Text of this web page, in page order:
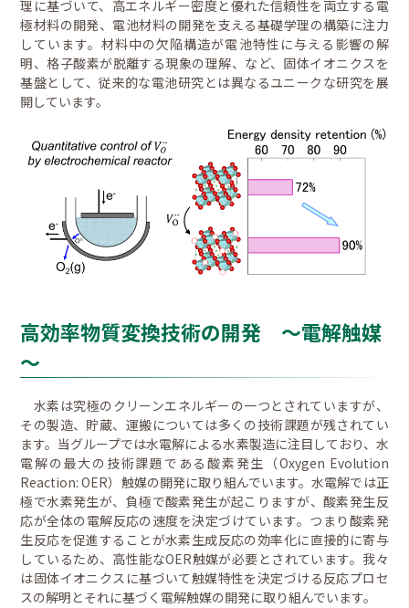
理に基づいて、高エネルギー密度と優れた信頼性を両立する電
極材料の開発、電池材料の開発を支える基礎学理の構築に注力
しています。材料中の欠陥構造が電池特性に与える影響の解
明、格子酸素が脱離する現象の理解、など、固体イオニクスを
基盤として、従来的な電池研究とは異なるユニークな研究を展
開しています。
高効率物質変換技術の開発 ～電解触媒
～
水素は究極のクリーンエネルギーの一つとされていますが、
その製造、貯蔵、運搬については多くの技術課題が残されてい
ます。当グループでは水電解による水素製造に注目しており、水
電解の最大の技術課題である酸素発生（Oxygen Evolution
Reaction: OER）触媒の開発に取り組んでいます。水電解では正
極で水素発生が、負極で酸素発生が起こりますが、酸素発生反
応が全体の電解反応の速度を決定づけています。つまり酸素発
生反応を促進することが水素生成反応の効率化に直接的に寄与
しているため、高性能なOER触媒が必要とされています。我々
は固体イオニクスに基づいて触媒特性を決定づける反応プロセ
スの解明とそれに基づく電解触媒の開発に取り組んでいます。